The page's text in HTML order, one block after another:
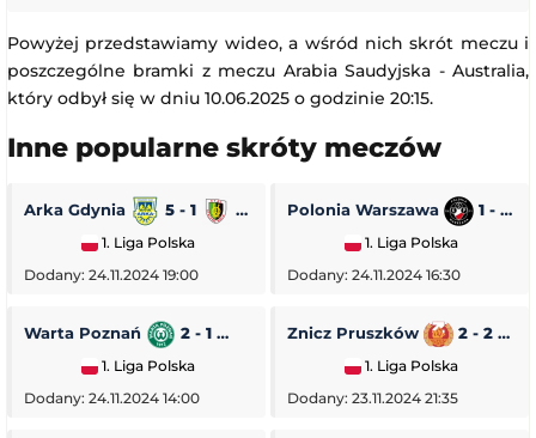
Powyżej przedstawiamy wideo, a wśród nich skrót meczu i
poszczególne bramki z meczu Arabia Saudyjska - Australia,
który odbył się w dniu 10.06.2025 o godzinie 20:15.
Inne popularne skróty meczów
Arka Gdynia 5 - 1
1. Liga Polska
Dodany: 24.11.2024 19:00
Polonia Warszawa 1 - 0
1. Liga Polska
Dodany: 24.11.2024 16:30
Warta Poznań 2 - 1 Pogoń Siedlce
1. Liga Polska
Dodany: 24.11.2024 14:00
Znicz Pruszków 2 - 2
1. Liga Polska
Dodany: 23.11.2024 21:35